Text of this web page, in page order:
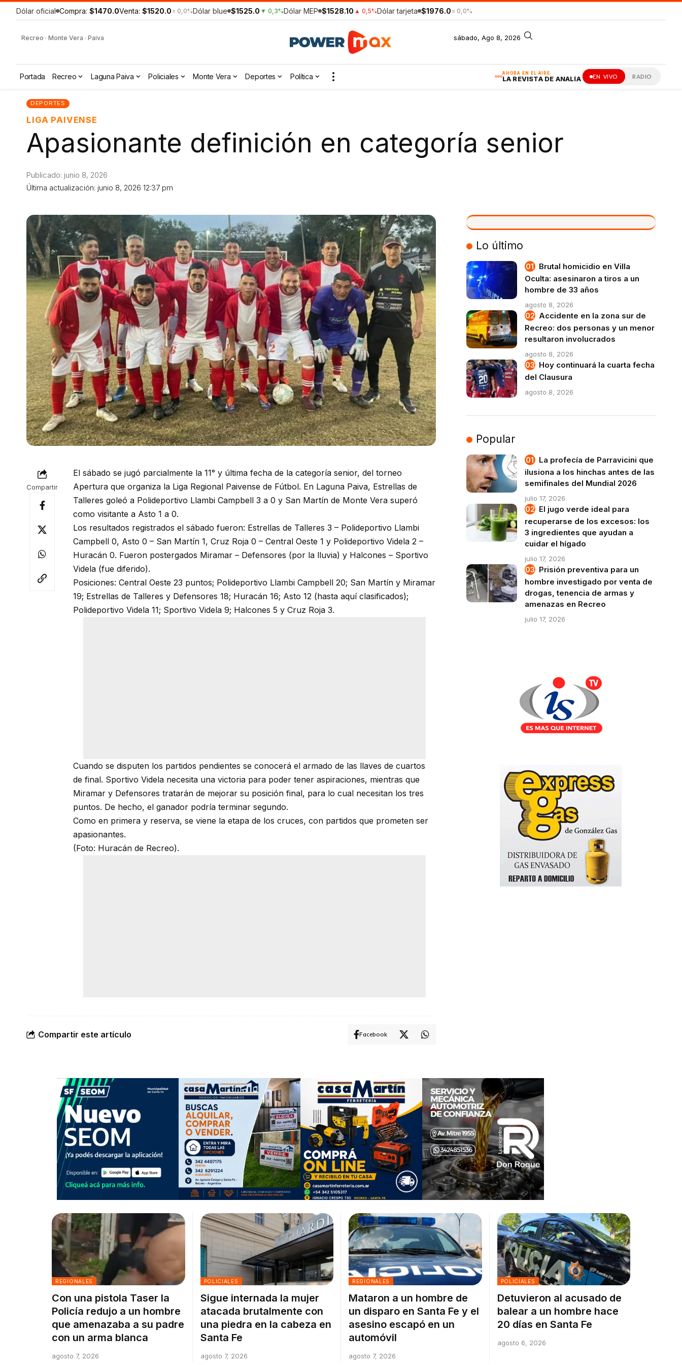
Dólar oficial Compra: $1470.0Venta: $1520.0 = 0,0%Dólar blue $1525.0 ▼ 0,3%Dólar MEP $1528.10 ▲ 0,5%Dólar tarjeta $1976.0 = 0,0%
Recreo · Monte Vera · Paiva sábado, Ago 8, 2026
AHORA EN EL AIRE
LA REVISTA DE ANALÍA EN VIVO RADIO
Portada Recreo Laguna Paiva Policiales Monte Vera Deportes Política
DEPORTES
LIGA PAIVENSE
Apasionante definición en categoría senior
Última actualización: junio 8, 2026 12:37 pm
Publicado: junio 8, 2026
Compartir
El sábado se jugó parcialmente la 11° y última fecha de la categoría senior, del torneo
Apertura que organiza la Liga Regional Paivense de Fútbol. En Laguna Paiva, Estrellas de
Talleres goleó a Polideportivo Llambi Campbell 3 a 0 y San Martín de Monte Vera superó
como visitante a Asto 1 a 0.
Los resultados registrados el sábado fueron: Estrellas de Talleres 3 – Polideportivo Llambi
Campbell 0, Asto 0 – San Martín 1, Cruz Roja 0 – Central Oeste 1 y Polideportivo Videla 2 –
Huracán 0. Fueron postergados Miramar – Defensores (por la lluvia) y Halcones – Sportivo
Videla (fue diferido).
Posiciones: Central Oeste 23 puntos; Polideportivo Llambi Campbell 20; San Martín y Miramar
19; Estrellas de Talleres y Defensores 18; Huracán 16; Asto 12 (hasta aquí clasificados);
Polideportivo Videla 11; Sportivo Videla 9; Halcones 5 y Cruz Roja 3.
Cuando se disputen los partidos pendientes se conocerá el armado de las llaves de cuartos
de final. Sportivo Videla necesita una victoria para poder tener aspiraciones, mientras que
Miramar y Defensores tratarán de mejorar su posición final, para lo cual necesitan los tres
puntos. De hecho, el ganador podría terminar segundo.
Como en primera y reserva, se viene la etapa de los cruces, con partidos que prometen ser
apasionantes.
(Foto: Huracán de Recreo).
Compartir este artículo Facebook
VIVO
Lo último
Brutal homicidio en Villa
Oculta: asesinaron a tiros a un
hombre de 33 años
agosto 8, 2026
Accidente en la zona sur de
Recreo: dos personas y un menor
resultaron involucrados
agosto 8, 2026
Hoy continuará la cuarta fecha
del Clausura
agosto 8, 2026
Popular
La profecía de Parravicini que
ilusiona a los hinchas antes de las
semifinales del Mundial 2026
julio 17, 2026
El jugo verde ideal para
recuperarse de los excesos: los
3 ingredientes que ayudan a
cuidar el hígado
julio 17, 2026
Prisión preventiva para un
hombre investigado por venta de
drogas, tenencia de armas y
amenazas en Recreo
julio 17, 2026
REGIONALES
Con una pistola Taser la
Policía redujo a un hombre
que amenazaba a su padre
con un arma blanca
agosto 7, 2026
POLICIALES
Sigue internada la mujer
atacada brutalmente con
una piedra en la cabeza en
Santa Fe
agosto 7, 2026
REGIONALES
Mataron a un hombre de
un disparo en Santa Fe y el
asesino escapó en un
automóvil
agosto 7, 2026
POLICIALES
Detuvieron al acusado de
balear a un hombre hace
20 días en Santa Fe
agosto 6, 2026